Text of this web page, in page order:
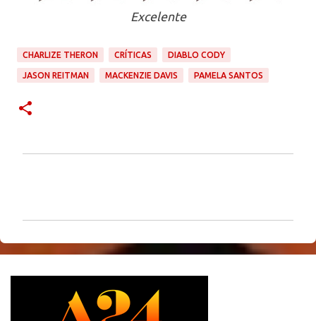
Excelente
CHARLIZE THERON CRÍTICAS DIABLO CODY
JASON REITMAN MACKENZIE DAVIS PAMELA SANTOS
n
t